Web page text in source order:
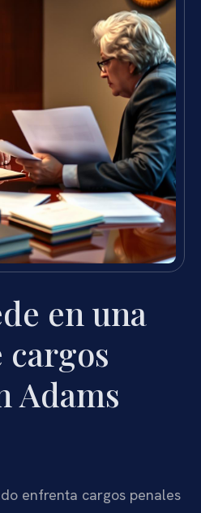
en una
Adams
enfrenta cargos penales